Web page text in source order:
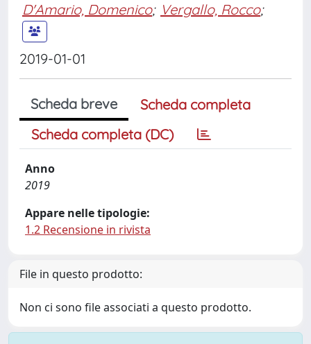
D'Amario, Domenico; Vergallo, Rocco;
2019-01-01
Scheda breve
Scheda completa
Scheda completa (DC)
Anno
2019
Appare nelle tipologie:
1.2 Recensione in rivista
File in questo prodotto:
Non ci sono file associati a questo prodotto.